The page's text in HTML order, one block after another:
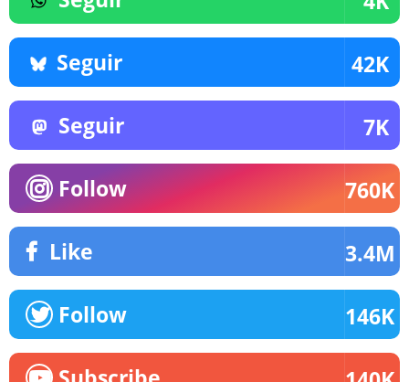
Seguir 42K
Seguir 7K
Follow 760K
Like 3.4M
Follow 146K